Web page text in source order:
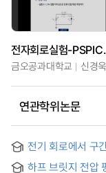
전자
금오공과대학교 신경욱
연관학위논문
전기 회로에서 구간별 전압에 대
예상, 측정,
하프 브릿지 전압